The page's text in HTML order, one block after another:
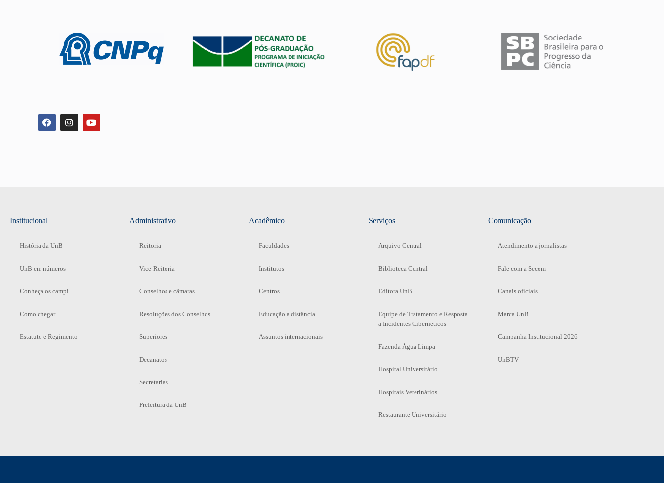
Institucional
História da UnB
UnB em números
Conheça os campi
Como chegar
Estatuto e Regimento
Administrativo
Reitoria
Vice-Reitoria
Conselhos e câmaras
Resoluções dos Conselhos
Superiores
Decanatos
Secretarias
Prefeitura da UnB
Acadêmico
Faculdades
Institutos
Centros
Educação a distância
Assuntos internacionais
Serviços
Arquivo Central
Biblioteca Central
Editora UnB
Equipe de Tratamento e Resposta
a Incidentes Cibernéticos
Fazenda Água Limpa
Hospital Universitário
Hospitais Veterinários
Restaurante Universitário
Comunicação
Atendimento a jornalistas
Fale com a Secom
Canais oficiais
Marca UnB
Campanha Institucional 2026
UnBTV